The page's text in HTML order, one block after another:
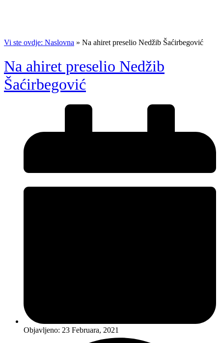
Vi ste ovdje: Naslovna » Na ahiret preselio Nedžib Šaćirbegović
Na ahiret preselio Nedžib
Šaćirbegović
Objavljeno: 23 Februara, 2021